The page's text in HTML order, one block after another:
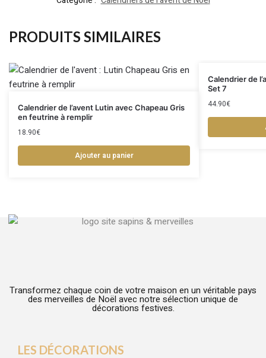
PRODUITS SIMILAIRES
Calendrier de l’avent Lutin avec Chapeau Gris
en feutrine à remplir
18.90€
Ajouter au panier
Calendrier de
Set 7
44.90€
Transformez chaque coin de votre maison en un véritable pays
des merveilles de Noël avec notre sélection unique de
décorations festives.
LES DÉCORATIONS